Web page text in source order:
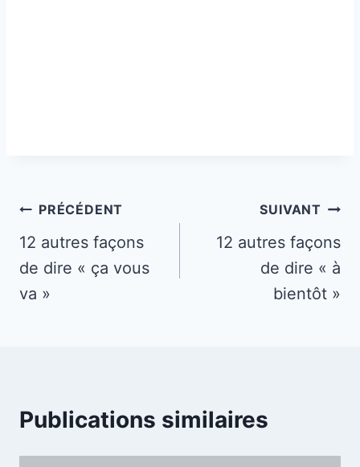
Navigation
de
l’article
PRÉCÉDENT
12 autres façons
de dire « ça vous
va »
SUIVANT
12 autres façons
de dire « à
bientôt »
Publications similaires